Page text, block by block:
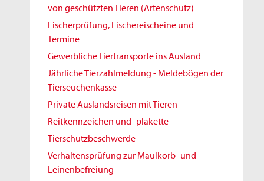
von geschützten Tieren (Artenschutz)
Fischerprüfung, Fischereischeine und
Termine
Gewerbliche Tiertransporte ins Ausland
Jährliche Tierzahlmeldung - Meldebögen der
Tierseuchenkasse
Private Auslandsreisen mit Tieren
Reitkennzeichen und -plakette
Tierschutzbeschwerde
Verhaltensprüfung zur Maulkorb- und
Leinenbefreiung